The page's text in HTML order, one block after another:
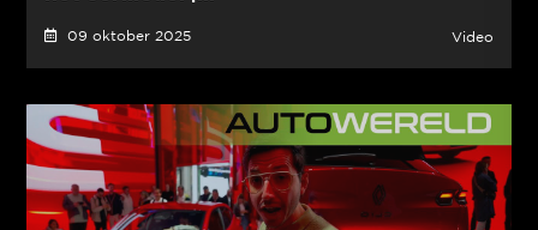
09 oktober 2025 Video